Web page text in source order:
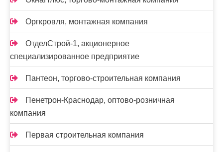
Оргкровля, монтажная компания
ОтделСтрой-1, акционерное
специализированное предприятие
Пантеон, торгово-строительная компания
Пенетрон-Краснодар, оптово-розничная
компания
Первая строительная компания